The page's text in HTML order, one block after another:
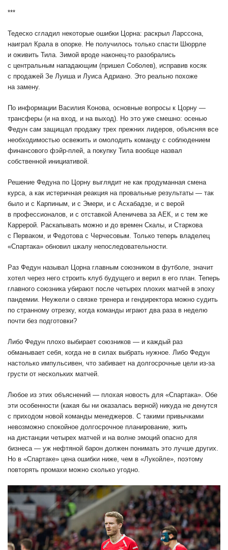
***
Тедеско сгладил некоторые ошибки Цорна: раскрыл Ларссона,
наиграл Крала в опорке. Не получилось только спасти Шюррле
и оживить Тила. Зимой вроде наконец-то разобрались
с центральным нападающим (пришел Соболев), исправив косяк
с продажей Зе Луиша и Луиса Адриано. Это реально похоже
на замену.
По информации Василия Конова, основные вопросы к Цорну —
трансферы (и на вход, и на выход). Но это уже смешно: осенью
Федун сам защищал продажу трех прежних лидеров, объясняя все
необходимостью освежить и омолодить команду с соблюдением
финансового фэйр-плей, а покупку Тила вообще назвал
собственной инициативой.
Решение Федуна по Цорну выглядит не как продуманная смена
курса, а как истеричная реакция на провальные результаты — так
было и с Карпиным, и с Эмери, и с Асхабадзе, и с верой
в профессионалов, и с отставкой Аленичева за АЕК, и с тем же
Каррерой. Раскапывать можно и до времен Скалы, и Старкова
с Перваком, и Федотова с Черчесовым. Только теперь владелец
«Спартака» обновил шкалу непоследовательности.
Раз Федун называл Цорна главным союзником в футболе, значит
хотел через него строить клуб будущего и верил в его план. Теперь
главного союзника убирают после четырех плохих матчей в эпоху
пандемии. Неужели о связке тренера и гендиректора можно судить
по странному отрезку, когда команды играют два раза в неделю
почти без подготовки?
Либо Федун плохо выбирает союзников — и каждый раз
обманывает себя, когда не в силах выбрать нужное. Либо Федун
настолько импульсивен, что забивает на долгосрочные цели из-за
грусти от нескольких матчей.
Любое из этих объяснений — плохая новость для «Спартака». Обе
эти особенности (какая бы ни оказалась верной) никуда не денутся
с приходом новой команды менеджеров. С такими привычками
невозможно спокойное долгосрочное планирование, жить
на дистанции четырех матчей и на волне эмоций опасно для
бизнеса — уж нефтяной барон должен понимать это лучше других.
Но в «Спартаке» цена ошибки ниже, чем в «Лукойле», поэтому
повторять промахи можно сколько угодно.